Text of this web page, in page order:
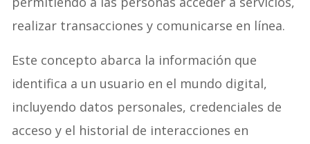
realizar transacciones y comunicarse en línea.
Este concepto abarca la información que
identifica a un usuario en el mundo digital,
incluyendo datos personales, credenciales de
acceso y el historial de interacciones en